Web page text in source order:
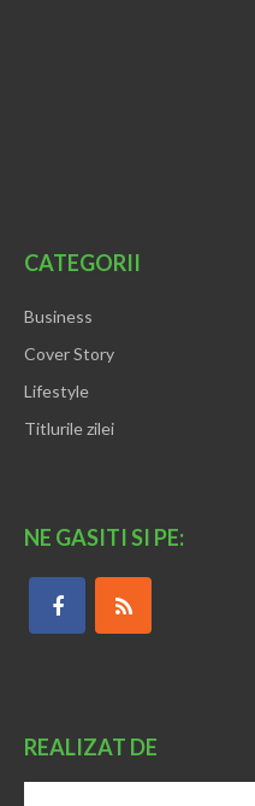
CATEGORII
Business
Cover Story
Lifestyle
Titlurile zilei
NE GASITI SI PE:
REALIZAT DE